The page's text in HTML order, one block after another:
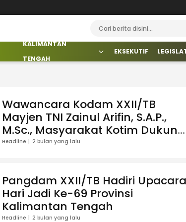
KALIMANTAN
TENGAH
EKSEKUTIF
Wawancara Kodam XXII/TB
Mayjen TNI Zainul Arifin, S.A.P.,
M.Sc., Masyarakat Kotim Dukung
Pembangunan yonif
Headline 2 bulan yang lalu
Pangdam XXII/TB Hadiri Upacara
Hari Jadi Ke-69 Provinsi
Kalimantan Tengah
Headline 2 bulan yang lalu